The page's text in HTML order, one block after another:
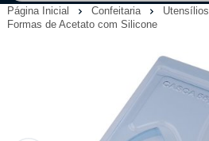
Página Inicial Confeitaria Utensílios
Formas de Acetato com Silicone